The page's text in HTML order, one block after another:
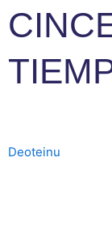
Deoteinu